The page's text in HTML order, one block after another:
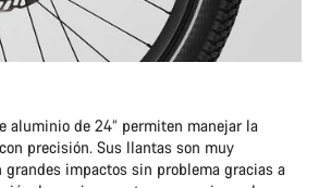
aluminio de 24“ permiten manejar la
precisión. Sus llantas son muy
grandes impactos sin problema gracias a